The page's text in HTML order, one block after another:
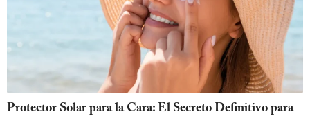
Protector Solar para la Cara: El Secreto Definitivo para